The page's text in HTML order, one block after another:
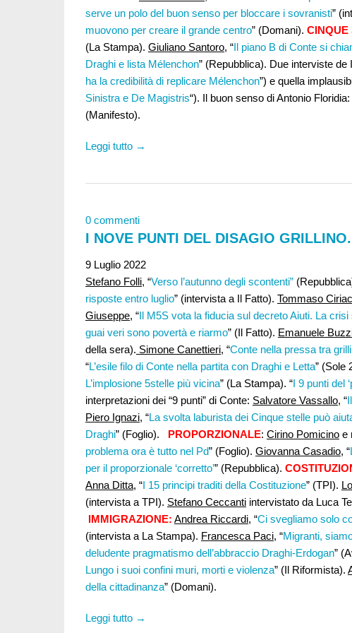
serve un polo del buon senso per bloccare i sovranisti”
muovono per creare il grande centro” (Domani). CINQUE
(La Stampa). Giuliano Santoro, “Il piano B di Conte si
Draghi e lista Mélenchon” (Repubblica). Due interviste
ha la credibilità di replicare Mélenchon”) e quella
Sinistra e De Magistris“). Il buon senso di Antonio Floridia:
(Manifesto).
Leggi tutto →
0 commenti
I NOVE PUNTI DEL DISAGIO
9 Luglio 2022
Stefano Folli, “Verso l’autunno degli scontenti”
risposte entro luglio” (intervista a Il Fatto). Tommaso
Giuseppe, “Il M5S vota la fiducia sul decreto Aiuti. La
guai veri sono povertà e riarmo” (Il Fatto). Emanuele
della sera). Simone Canettieri, “Conte nella pressa tra
“L’esile filo di Conte nella partita con Draghi e Letta” (Sole
L’implosione 5stelle più vicina” (La Stampa). “I 9 punti del
interpretazioni dei “9 punti” di Conte: Salvatore Vassallo, “
Piero Ignazi, “La svolta laburista dei Cinque stelle può
Draghi” (Foglio). PROPORZIONALE: Cirino Pomicino e
problema ora è tutto nel Pd” (Foglio). Giovanna Casadio, “
per il proporzionale ‘corretto’” (Repubblica).
Anna Ditta, “I 15 principi traditi della Costituzione” (TPI).
(intervista a TPI). Stefano Ceccanti intervistato da Luca
IMMIGRAZIONE: Andrea Riccardi, “Ci svegliamo solo
(intervista a La Stampa). Francesca Paci, “Migranti,
deludente pragmatismo dell’abbraccio Draghi-Erdogan”
Lungo i suoi confini muri, morti e violenza” (Il Riformista).
della cittadinanza” (Domani).
Leggi tutto →